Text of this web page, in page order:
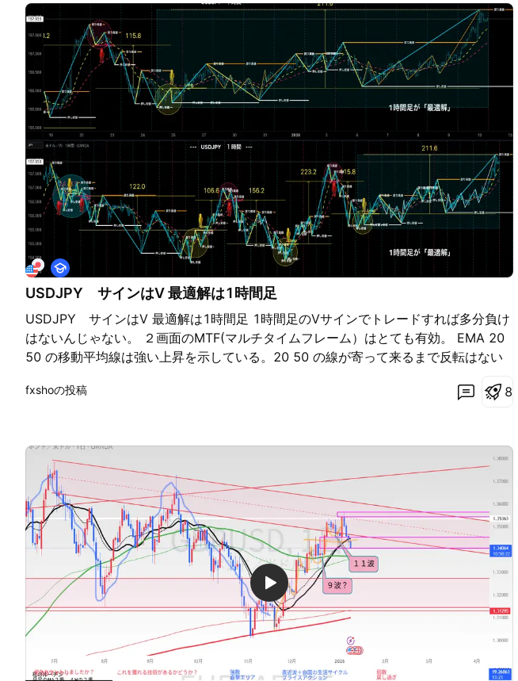
間稼ぎがあればというところでしょうか。もう一段上では、先週までの上昇の上限で
見ていた1.35252の水平線に寄せてからのショートを検討しています。 ●あくまでも
下方向の場合ですが、ポンドドルのショートが見極めずらい場合、ユーロドルやニュ
ージランドドルなどの方が形的にはやりやすいと思いますのでご覧になってみていく
ださい。 ●このアイデアでは、1.35252を上にブレイクしていく場合はキャンセルと
なります。
USDJPY サインはV 最適解は1時間足
USDJPY サインはV 最適解は1時間足 1時間足のVサインでトレードすれば多分負け
はないんじゃない。 ２画面のMTF(マルチタイムフレーム）はとても有効。 EMA 20
50 の移動平均線は強い上昇を示している。20 50 の線が寄って来るまで反転はない
分大丈夫。
教
育
fxshoの投稿 8